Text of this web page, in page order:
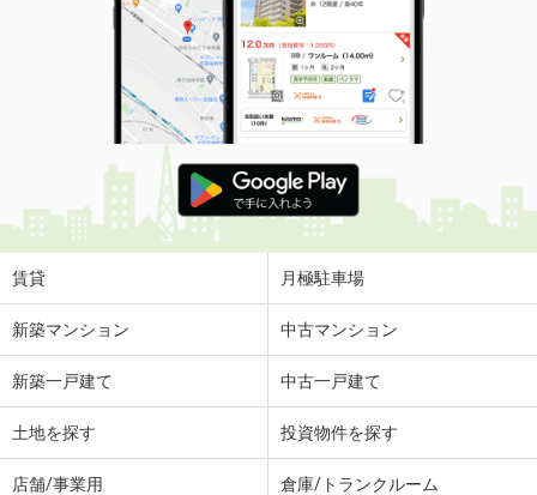
賃貸 月極駐車場
新築マンション 中古マンション
新築一戸建て 中古一戸建て
土地を探す 投資物件を探す
店舗/事業用 倉庫/トランクルーム